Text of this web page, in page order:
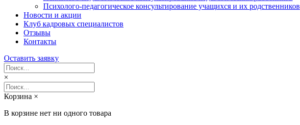
Психолого-педагогическое консультирование учащихся и их родственников
Новости и акции
Клуб кадровых специалистов
Отзывы
Контакты
Оставить заявку
×
Корзина ×
В корзине нет ни одного товара